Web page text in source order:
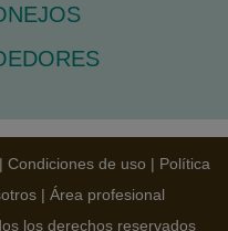
| Condiciones de uso | Política
| Área profesional
los derechos reservados